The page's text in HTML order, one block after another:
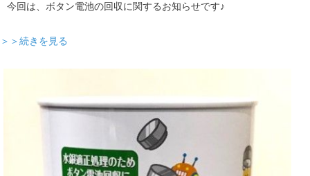
今回は、ボタン電池の回収に関するお知らせです♪
＞＞続きを見る